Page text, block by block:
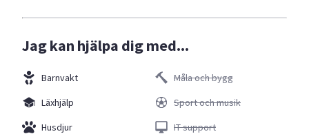
Jag kan hjälpa dig med...
Barnvakt
Läxhjälp
Husdjur
Måla och bygg
Sport och musik
IT support